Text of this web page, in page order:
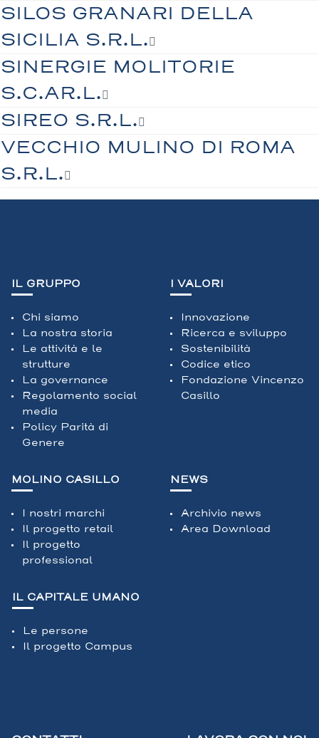
SILOS GRANARI DELLA
SICILIA S.R.L.
SINERGIE MOLITORIE
S.C.AR.L.
SIREO S.R.L.
VECCHIO MULINO DI ROMA
S.R.L.
IL GRUPPO
Chi siamo
La nostra storia
Le attività e le
strutture
La governance
Regolamento social
media
Policy Parità di
Genere
I VALORI
Innovazione
Ricerca e sviluppo
Sostenibilità
Codice etico
Fondazione Vincenzo
Casillo
MOLINO CASILLO
I nostri marchi
Il progetto retail
Il progetto
professional
NEWS
Archivio news
Area Download
IL CAPITALE UMANO
Le persone
Il progetto Campus